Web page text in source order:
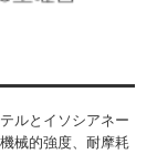
ルとイソシアネー
械的強度、耐摩耗